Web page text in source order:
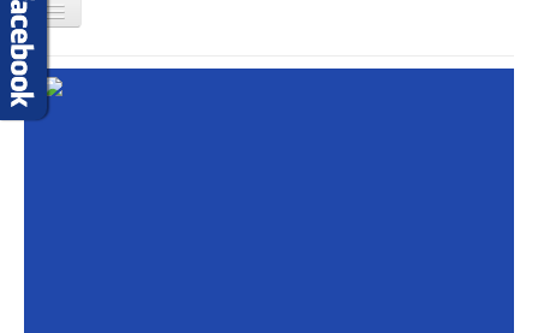
Przełącz
nawigację
Start
O nas